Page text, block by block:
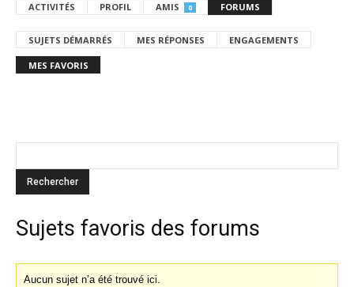
ACTIVITÉS PROFIL AMIS 0 FORUMS
SUJETS DÉMARRÉS MES RÉPONSES ENGAGEMENTS
MES FAVORIS
Sujets favoris des forums
Aucun sujet n’a été trouvé ici.